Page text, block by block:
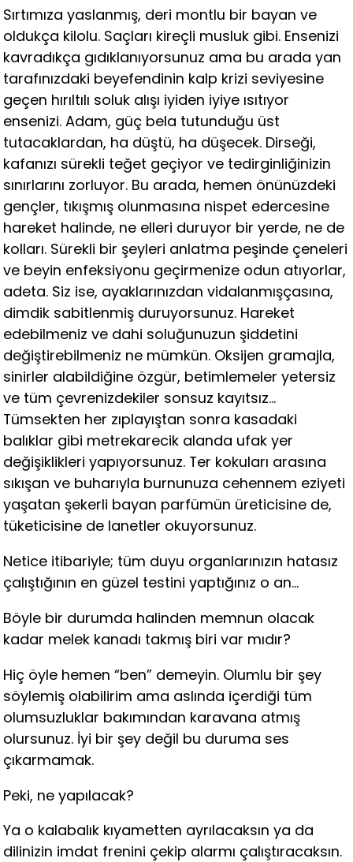
Sırtımıza yaslanmış, deri montlu bir bayan ve
oldukça kilolu. Saçları kireçli musluk gibi. Ensenizi
kavradıkça gıdıklanıyorsunuz ama bu arada yan
tarafınızdaki beyefendinin kalp krizi seviyesine
geçen hırıltılı soluk alışı iyiden iyiye ısıtıyor
ensenizi. Adam, güç bela tutunduğu üst
tutacaklardan, ha düştü, ha düşecek. Dirseği,
kafanızı sürekli teğet geçiyor ve tedirginliğinizin
sınırlarını zorluyor. Bu arada, hemen önünüzdeki
gençler, tıkışmış olunmasına nispet edercesine
hareket halinde, ne elleri duruyor bir yerde, ne de
kolları. Sürekli bir şeyleri anlatma peşinde çeneleri
ve beyin enfeksiyonu geçirmenize odun atıyorlar,
adeta. Siz ise, ayaklarınızdan vidalanmışçasına,
dimdik sabitlenmiş duruyorsunuz. Hareket
edebilmeniz ve dahi soluğunuzun şiddetini
değiştirebilmeniz ne mümkün. Oksijen gramajla,
sinirler alabildiğine özgür, betimlemeler yetersiz
ve tüm çevrenizdekiler sonsuz kayıtsız…
Tümsekten her zıplayıştan sonra kasadaki
balıklar gibi metrekarecik alanda ufak yer
değişiklikleri yapıyorsunuz. Ter kokuları arasına
sıkışan ve buharıyla burnunuza cehennem eziyeti
yaşatan şekerli bayan parfümün üreticisine de,
tüketicisine de lanetler okuyorsunuz.
Netice itibariyle; tüm duyu organlarınızın hatasız
çalıştığının en güzel testini yaptığınız o an…
Böyle bir durumda halinden memnun olacak
kadar melek kanadı takmış biri var mıdır?
Hiç öyle hemen “ben” demeyin. Olumlu bir şey
söylemiş olabilirim ama aslında içerdiği tüm
olumsuzluklar bakımından karavana atmış
olursunuz. İyi bir şey değil bu duruma ses
çıkarmamak.
Peki, ne yapılacak?
Ya o kalabalık kıyametten ayrılacaksın ya da
dilinizin imdat frenini çekip alarmı çalıştıracaksın.